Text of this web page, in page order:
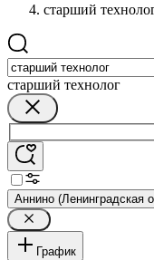
старший
старший технолог
Аннино (Ленинградская
График